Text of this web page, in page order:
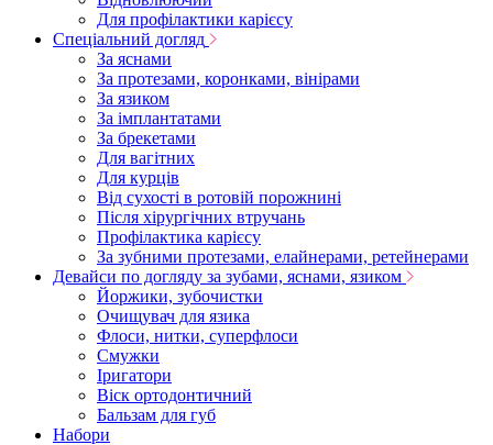
Для профілактики карієсу
Спеціальний догляд
За яснами
За протезами, коронками, вінірами
За язиком
За імплантатами
За брекетами
Для вагітних
Для курців
Від сухості в ротовій порожнині
Після хірургічних втручань
Профілактика карієсу
За зубними протезами, елайнерами, ретейнерами
Девайси по догляду за зубами, яснами, язиком
Йоржики, зубочистки
Очищувач для язика
Флоси, нитки, суперфлоси
Смужки
Іригатори
Віск ортодонтичний
Бальзам для губ
Набори